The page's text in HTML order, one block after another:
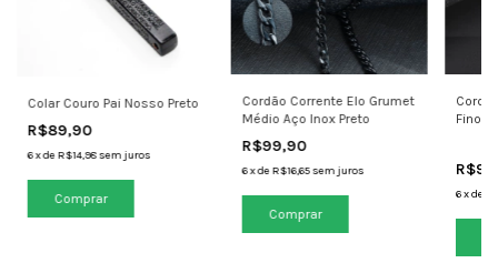
Colar Couro Pai Nosso Preto
R$89,90
6xdeR$14,98sem juros
Cordão Corrente Elo Grumet
Médio Aço Inox Preto
R$99,90
6xdeR$16,65 sem juros
Fino
6xde